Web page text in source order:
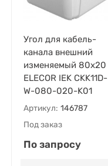
Угол для кабель-
канала внешний
изменяемый 80х20
ELECOR IEK CKK11D-
W-080-020-K01
Артикул: 146787
Под заказ
По запросу